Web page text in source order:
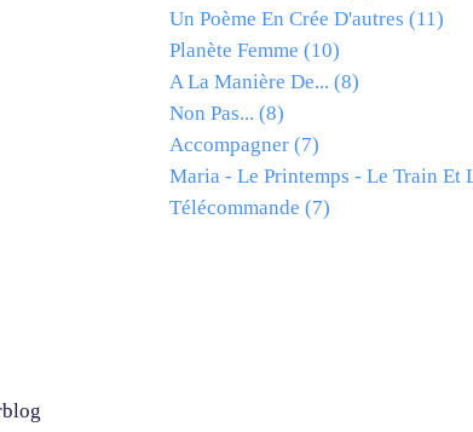
Un Poème En Crée D'autres (11)
Planète Femme (10)
A La Manière De... (8)
Non Pas... (8)
Accompagner (7)
Maria - Le Printemps - Le Train Et
Télécommande (7)